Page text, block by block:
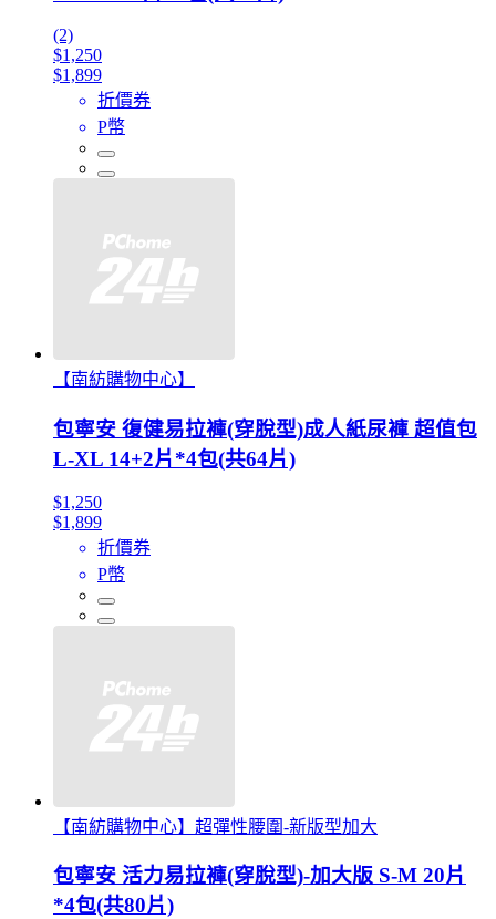
(2)
$1,250
$1,899
折價券
P幣
【南紡購物中心】
包寧安 復健易拉褲(穿脫型)成人紙尿褲 超值包
L-XL 14+2片*4包(共64片)
$1,250
$1,899
折價券
P幣
【南紡購物中心】超彈性腰圍-新版型加大
包寧安 活力易拉褲(穿脫型)-加大版 S-M 20片
*4包(共80片)